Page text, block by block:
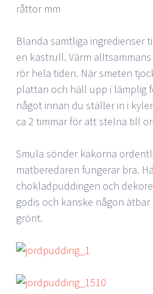
råttor mm
Blanda samtliga ingredienser
en kastrull. Värm
rör hela tiden. När smeten
plattan och häll upp i lämplig
något innan du ställer in i
ca 2 timmar för att stelna till
Smula sönder kakorna
matberedaren fungerar bra.
chokladpuddingen och
godis och kanske någon
grönt.